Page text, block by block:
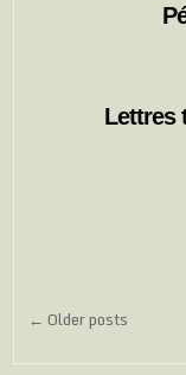
Lettres
Navigation
des
← Older posts